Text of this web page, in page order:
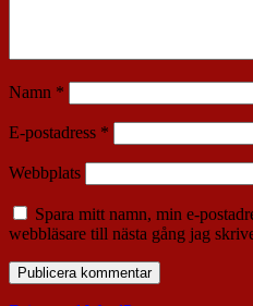
Namn *
E-postadress *
Webbplats
Spara mitt namn, min e-
webbläsare till nästa gång jag